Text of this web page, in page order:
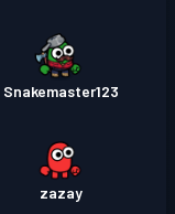
Snakemaster123
zazay